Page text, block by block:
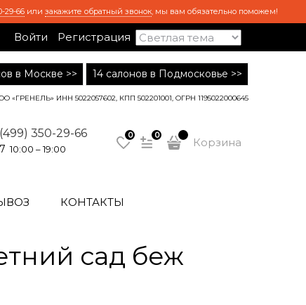
29-66 или закажите обратный звонок, мы вам обязательно поможем!
Войти Регистрация
в Москве >> 14 салонов в Подмосковье >>
«ГРЕНЕЛЬ» ИНН 5022057602, КПП 502201001, ОГРН 1195022000645
350-29-66
10:00 – 19:00
0 0
Корзина
КОНТАКТЫ
сад беж